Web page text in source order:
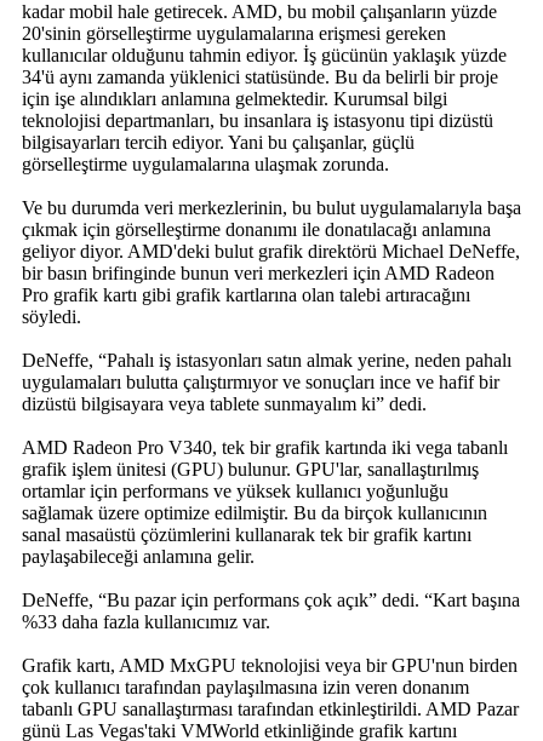
kadar mobil hale getirecek. AMD, bu mobil çalışanların yüzde
20'sinin görselleştirme uygulamalarına erişmesi gereken
kullanıcılar olduğunu tahmin ediyor. İş gücünün yaklaşık yüzde
34'ü aynı zamanda yüklenici statüsünde. Bu da belirli bir proje
için işe alındıkları anlamına gelmektedir. Kurumsal bilgi
teknolojisi departmanları, bu insanlara iş istasyonu tipi dizüstü
bilgisayarları tercih ediyor. Yani bu çalışanlar, güçlü
görselleştirme uygulamalarına ulaşmak zorunda.
Ve bu durumda veri merkezlerinin, bu bulut uygulamalarıyla başa
çıkmak için görselleştirme donanımı ile donatılacağı anlamına
geliyor diyor. AMD'deki bulut grafik direktörü Michael DeNeffe,
bir basın brifinginde bunun veri merkezleri için AMD Radeon
Pro grafik kartı gibi grafik kartlarına olan talebi artıracağını
söyledi.
DeNeffe, “Pahalı iş istasyonları satın almak yerine, neden pahalı
uygulamaları bulutta çalıştırmıyor ve sonuçları ince ve hafif bir
dizüstü bilgisayara veya tablete sunmayalım ki” dedi.
AMD Radeon Pro V340, tek bir grafik kartında iki vega tabanlı
grafik işlem ünitesi (GPU) bulunur. GPU'lar, sanallaştırılmış
ortamlar için performans ve yüksek kullanıcı yoğunluğu
sağlamak üzere optimize edilmiştir. Bu da birçok kullanıcının
sanal masaüstü çözümlerini kullanarak tek bir grafik kartını
paylaşabileceği anlamına gelir.
DeNeffe, “Bu pazar için performans çok açık” dedi. “Kart başına
%33 daha fazla kullanıcımız var.
Grafik kartı, AMD MxGPU teknolojisi veya bir GPU'nun birden
çok kullanıcı tarafından paylaşılmasına izin veren donanım
tabanlı GPU sanallaştırması tarafından etkinleştirildi. AMD Pazar
günü Las Vegas'taki VMWorld etkinliğinde grafik kartını